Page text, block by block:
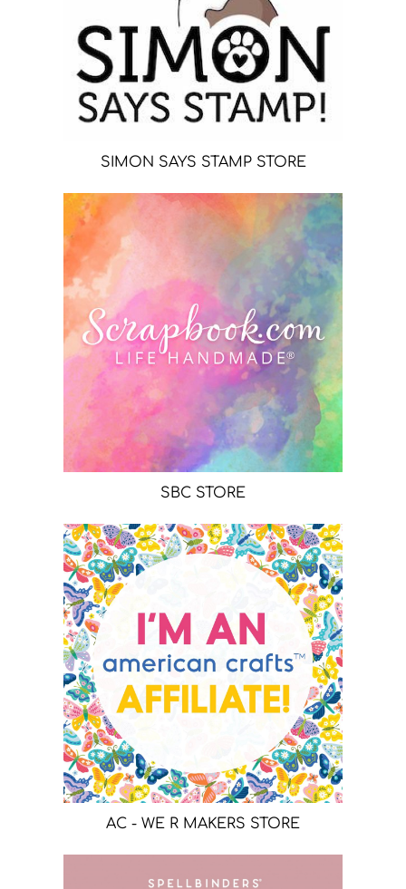
SIMON SAYS STAMP STORE
SBC STORE
AC - WE R MAKERS STORE